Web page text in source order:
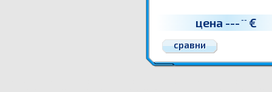
цена --- -- €
сравни